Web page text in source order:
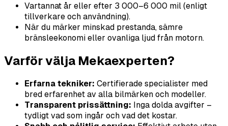
Vartannat år eller efter 3 000–6 000 mil (enligt
tillverkare och användning).
När du märker minskad prestanda, sämre
bränsleekonomi eller ovanliga ljud från motorn.
Varför välja Mekaexperten?
Erfarna tekniker: Certifierade specialister med
bred erfarenhet av alla bilmärken och modeller.
Transparent prissättning: Inga dolda avgifter –
tydligt vad som ingår och vad det kostar.